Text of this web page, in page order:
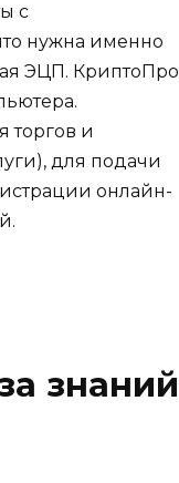
с
нужна именно
ЭЦП. КриптоПро
торгов и
для подачи
онлайн-
знаний